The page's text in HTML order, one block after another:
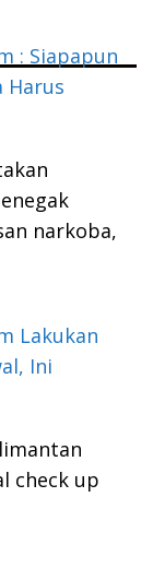
: Siapapun
Harus
narkoba,
Lakukan
Ini
check up